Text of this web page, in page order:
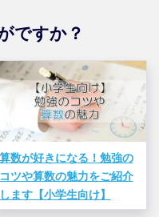
ですか？
算数が好きになる！勉強の
コツや算数の魅力をご紹介
します【小学生向け】